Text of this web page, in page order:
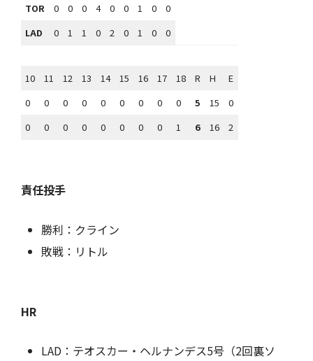
TOR
0 0 0 4 0 0 1 0
0
LAD
0 1 1 0 2 0 1 0 0
10 11 12 13 14 15 16 17 18 R H
E
0
0 0 0 0 0 0 0 0 5 15
0
0
0 0 0 0 0 0 0 1 6 16 2
責任投手
勝利：クライン
敗戦：リトル
HR
LAD：テオスカー・ヘルナンデス5号（2回裏ソ